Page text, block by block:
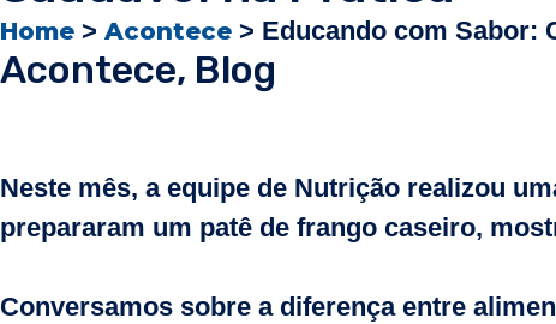
Home > Acontece > Educando com Sabor:
Acontece, Blog
Neste mês, a equipe de Nutrição realizou
prepararam um patê de frango caseiro,
Conversamos sobre a diferença entre